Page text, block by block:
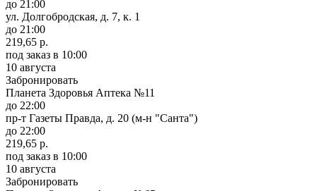
до 21:00
ул. Долгобродская, д. 7, к. 1
до 21:00
219,65 р.
под заказ в 10:00
10 августа
Забронировать
Планета Здоровья Аптека №11
до 22:00
пр-т Газеты Правда, д. 20 (м-н "Санта")
до 22:00
219,65 р.
под заказ в 10:00
10 августа
Забронировать